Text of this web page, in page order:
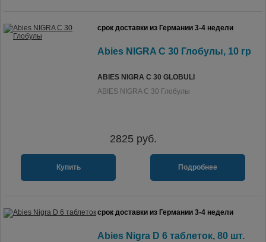
срок доставки из Германии 3-4 недели
Abies NIGRA C 30 Глобулы, 10 гр
ABIES NIGRA C 30 GLOBULI
ABIES NIGRA C 30 Глобулы
2825 руб.
Купить Подробнее
срок доставки из Германии 3-4 недели
Abies Nigra D 6 таблеток, 80 шт.